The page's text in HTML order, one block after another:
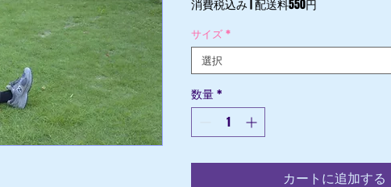
消費税込み 配送料550円
サイズ *
選択
数量*
カートに追加する